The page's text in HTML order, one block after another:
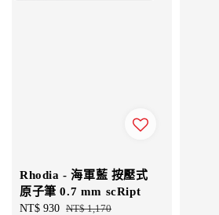
Rhodia - 海軍藍 按壓式
原子筆 0.7 mm scRipt
Sale
NT$ 930 Regular
NT$ 1,170